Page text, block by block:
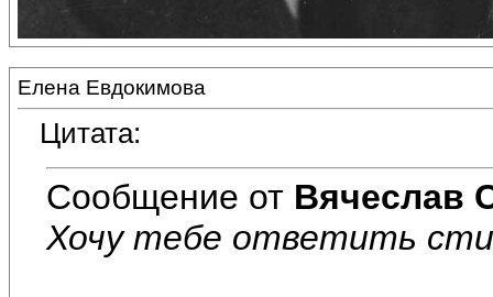
Елена Евдокимова
Цитата:
Сообщение от Вячеслав
Хочу тебе ответить